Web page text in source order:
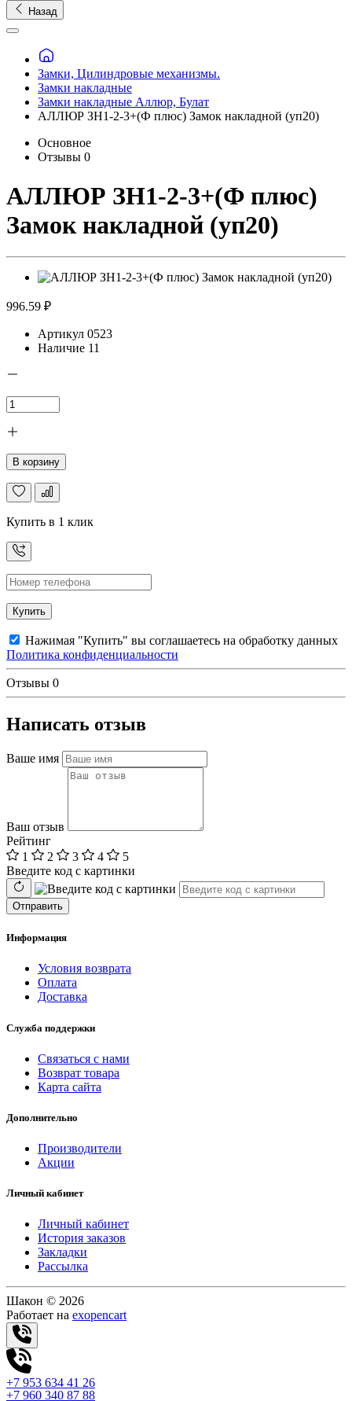
Назад
Замки, Цилиндровые механизмы.
Замки накладные
Замки накладные Аллюр, Булат
АЛЛЮР ЗН1-2-3+(Ф плюс) Замок накладной (уп20)
Основное
Отзывы 0
АЛЛЮР ЗН1-2-3+(Ф плюс)
Замок накладной (уп20)
996.59 ₽
Артикул 0523
Наличие 11
В корзину
Купить в 1 клик
Купить
Нажимая "Купить" вы соглашаетесь на обработку данных
Политика конфиденциальности
Отзывы 0
Написать отзыв
Ваше имя
Ваш отзыв
Рейтинг
1
2 3 4
5
Введите код с картинки
Отправить
Информация
Условия возврата
Оплата
Доставка
Служба поддержки
Связаться с нами
Возврат товара
Карта сайта
Дополнительно
Производители
Акции
Личный кабинет
Личный кабинет
История заказов
Закладки
Рассылка
Шакон © 2026
Работает на exopencart
+7 953 634 41 26
+7 960 340 87 88